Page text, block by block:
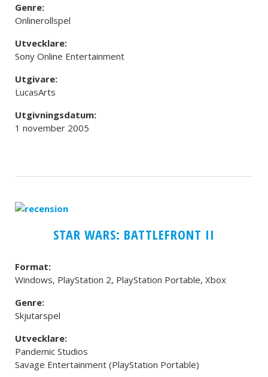
Genre:
Onlinerollspel
Utvecklare:
Sony Online Entertainment
Utgivare:
LucasArts
Utgivningsdatum:
1 november 2005
STAR WARS: BATTLEFRONT II
Format:
Windows, PlayStation 2, PlayStation Portable, Xbox
Genre:
Skjutarspel
Utvecklare:
Pandemic Studios
Savage Entertainment (PlayStation Portable)